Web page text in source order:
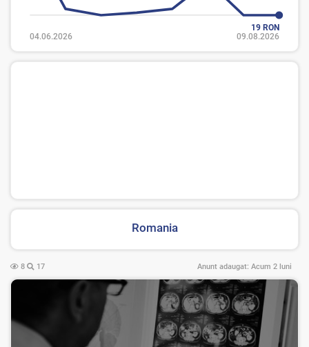
19 RON
04.06.2026
09.08.2026
Romania
8 17 Anunt adaugat: Acum 2 luni